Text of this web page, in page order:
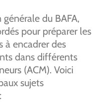
du BAFA,
pour préparer les
à encadrer des
dans différents
(ACM). Voici
sujets